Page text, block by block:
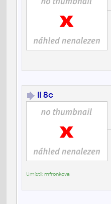
II 8c
Umístil:mfronkova